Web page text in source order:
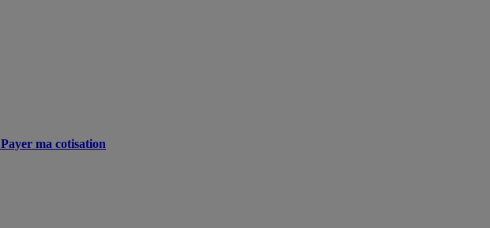
Payer ma cotisation